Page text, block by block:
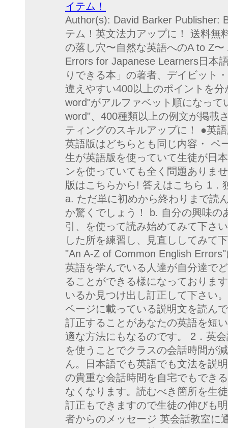
イテム！
Author(s): David Barker Publisher:
テム！英文法力アップに！ 送料無
の落し穴〜自然な英語へのA to Z
Errors for Japanese Learners日本
りできる本」の著者、デイビット
違えやすい400以上のポイントを
word"がアルファベット順になっ
word"、400種類以上の例文が掲載
ティングのスキルアップに！ ●英
英語版はどちらとも同じ内容・ ペ
生が英語版を使っていて生徒が日
ンを使っていても全く問題ありま
版はこちらから! 答えはこちら 1．
a. ただ単に初めから終わりまで読
か驚くでしょう！ b. 自分の興味の
引、を使って読み始めてみて下さ
した所を練習し、見直ししてみて
"An A-Z of Common English
英語を学んでいる人達が自分達で
ることができる様になっておりま
いるか見つけ出し訂正して下さい
ページに載っている説明文を読ん
訂正することがあなたの英語を短
適な方法にもなるのです。 2．英
を使うことでクラスの会話時間が
ん。日本語でも英語でも文法を説
の貴重な会話時間を自宅でもでき
なくなります。読むべき箇所を生
訂正もできますので生徒の伸びも
者からのメッセージ 英会話教室に